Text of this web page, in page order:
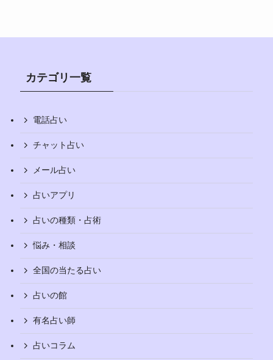
カテゴリ一覧
電話占い
チャット占い
メール占い
占いアプリ
占いの種類・占術
悩み・相談
全国の当たる占い
占いの館
有名占い師
占いコラム